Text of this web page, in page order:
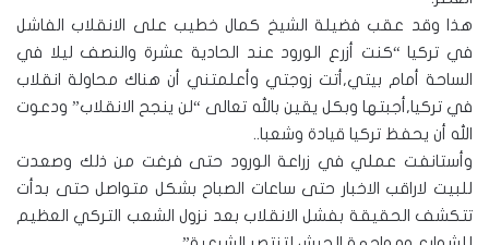
هذا وقد عقب فضيلة الشيخ كمال خطيب على الانقلاب الفاشل
في تركيا “كنت أزرع الورود عند الحادية عشرة والنصف ليلا في
الساحة أمام بيتي,أتت زوجتي وأعلمتني أن هناك محاولة انقلاب
في تركيا,أجبتها وبكل يقين بالله تعالى “لن ينجح الانقلاب” ودعوت
الله أن يحفظ تركيا قيادة وشعبا..
وأستانفت عملي في زراعة الورود حتى فرغت من ذلك وصعدت
للبيت لاراقب الاخبار حتى ساعات الصباح بشكل متواصل حتى بدأت
تتكشف الحقيقة بفشل الانقلاب بعد نزول الشعب التركي العظيم